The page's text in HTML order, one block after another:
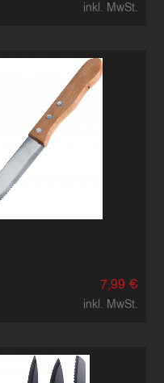
inkl. MwSt.
7,99 €
inkl. MwSt.